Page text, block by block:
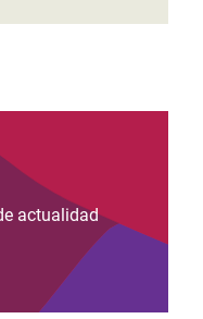
actualidad